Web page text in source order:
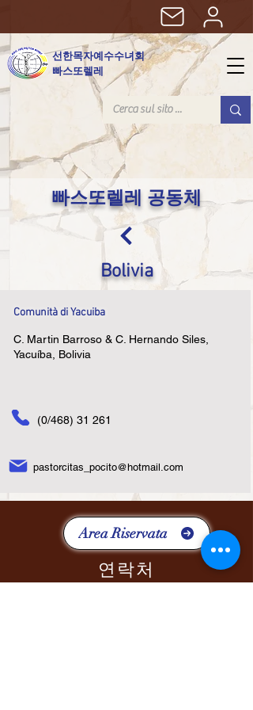
선한목자예수수녀회
빠스또렐레
빠스또렐레 공동체
Bolivia
Comunità di Yacuiba
C. Martin Barroso & C. Hernando Siles,
Yacuíba, Bolivia
(0/468) 31 261
pastorcitas_pocito@hotmail.com
Area Riservata
연락처